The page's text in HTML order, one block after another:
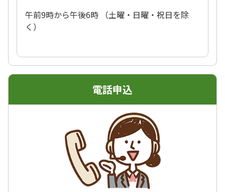
午前9時から午後6時 （土曜・日曜・祝日を除
く）
電話申込